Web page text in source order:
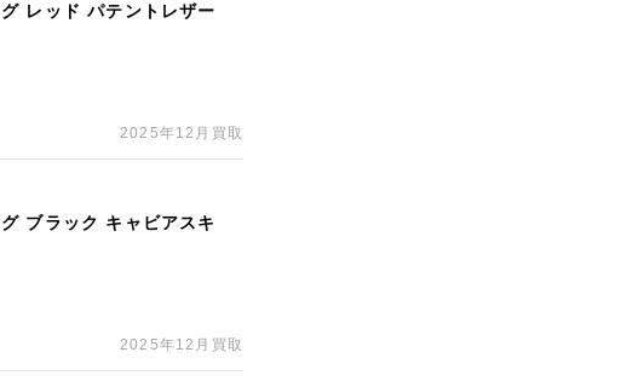
レッド パテントレザー
2025年12月買取
ブラック キャビアスキ
2025年12月買取